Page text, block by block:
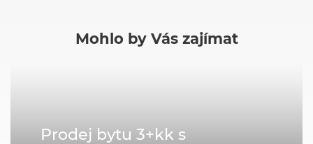
Mohlo by Vás zajímat
Prodej bytu 3+kk s